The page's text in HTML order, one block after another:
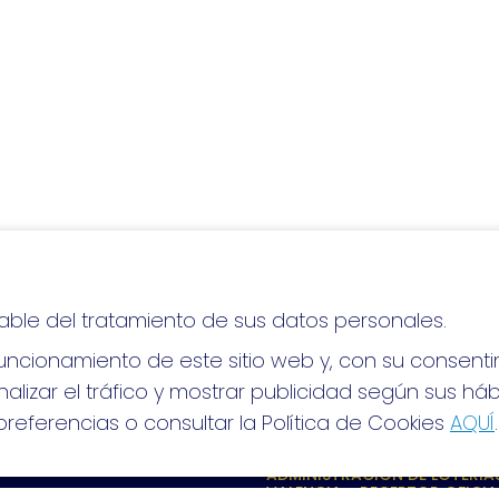
¡mucha suerte!
ADMINISTRACION DE
VALENCIA - RECEPTOR
del tratamiento de sus datos personales.
de este sitio web y, con su
el tráfico y mostrar publicidad según sus
o consultar la Política de Cookies AQUÍ.